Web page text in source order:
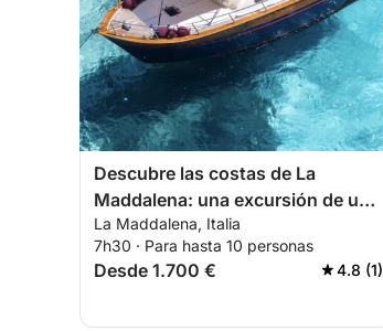
Descubre las costas de La
Maddalena: una excursión de un
día completo a bordo de una
lancha motora.
La Maddalena, Italia
7h30 · Para hasta 10 personas
Desde 1.700 € 4.8 (1)